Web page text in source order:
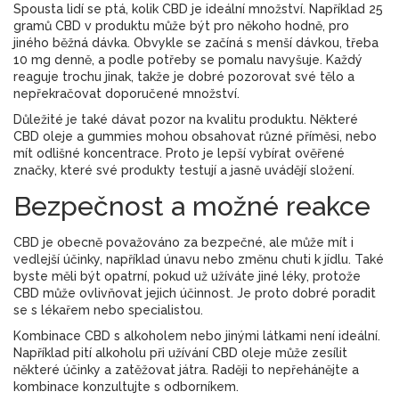
Spousta lidí se ptá, kolik CBD je ideální množství. Například 25
gramů CBD v produktu může být pro někoho hodně, pro
jiného běžná dávka. Obvykle se začíná s menší dávkou, třeba
10 mg denně, a podle potřeby se pomalu navyšuje. Každý
reaguje trochu jinak, takže je dobré pozorovat své tělo a
nepřekračovat doporučené množství.
Důležité je také dávat pozor na kvalitu produktu. Některé
CBD oleje a gummies mohou obsahovat různé příměsi, nebo
mít odlišné koncentrace. Proto je lepší vybírat ověřené
značky, které své produkty testují a jasně uvádějí složení.
Bezpečnost a možné reakce
CBD je obecně považováno za bezpečné, ale může mít i
vedlejší účinky, například únavu nebo změnu chuti k jídlu. Také
byste měli být opatrní, pokud už užíváte jiné léky, protože
CBD může ovlivňovat jejich účinnost. Je proto dobré poradit
se s lékařem nebo specialistou.
Kombinace CBD s alkoholem nebo jinými látkami není ideální.
Například pití alkoholu při užívání CBD oleje může zesílit
některé účinky a zatěžovat játra. Raději to nepřehánějte a
kombinace konzultujte s odborníkem.